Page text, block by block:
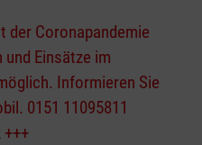
der Coronapandemie
Einsätze im
Informieren Sie
0151 11095811